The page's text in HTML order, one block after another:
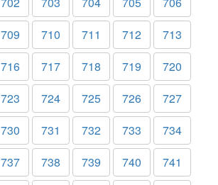
709 710 711 712
713
716 717 718 719
720
723 724 725 726
727
730 731 732 733
734
737 738 739 740
741